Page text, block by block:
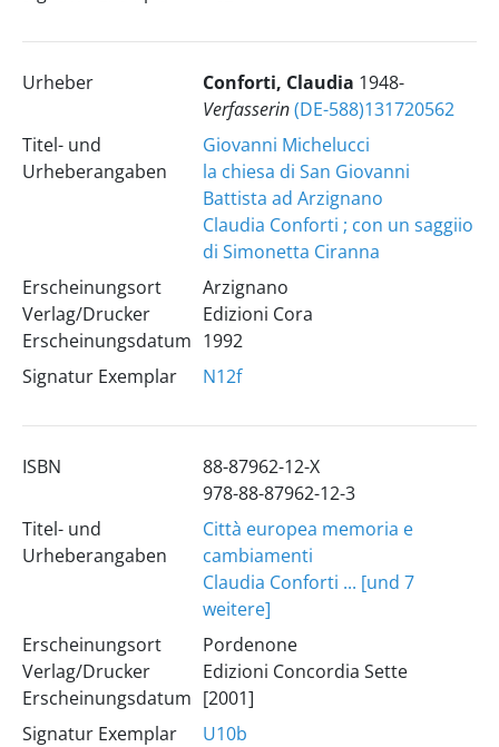
Urheber Conforti, Claudia 1948-
Verfasserin(DE-588)131720562
Titel- und
Urheberangaben
Giovanni Michelucci
la chiesa di San Giovanni
Battista ad Arzignano
Claudia Conforti ; con un saggiio
di Simonetta Ciranna
Erscheinungsort
Verlag/Drucker
Erscheinungsdatum
Arzignano
Edizioni Cora
1992
Signatur Exemplar
N12f
ISBN
88-87962-12-X
978-88-87962-12-3
Titel- und
Urheberangaben
Città europea memoria e
cambiamenti
Claudia Conforti ... [und 7
weitere]
Erscheinungsort
Verlag/Drucker
Erscheinungsdatum
Pordenone
Edizioni Concordia Sette
[2001]
Signatur Exemplar
U10b